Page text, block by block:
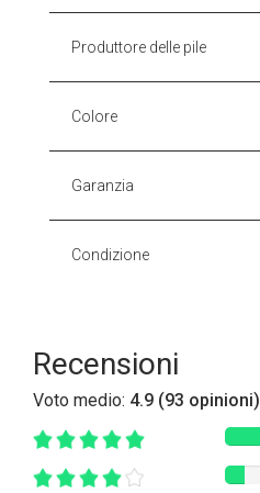
Produttore delle pile
Colore
Garanzia
Condizione
Recensioni
Voto medio: 4.9 (93 opinioni)